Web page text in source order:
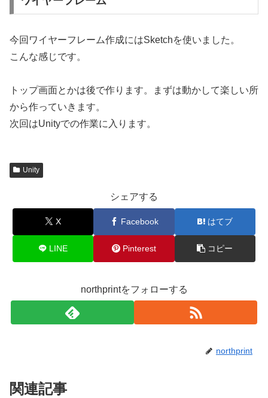
今回ワイヤーフレーム作成にはSketchを使いました。
こんな感じです。
トップ画面とかは後で作ります。まずは動かして楽しい所
から作っていきます。
次回はUnityでの作業に入ります。
Unity
シェアする
X Facebook はてブ
LINE Pinterest コピー
northprintをフォローする
northprint
関連記事